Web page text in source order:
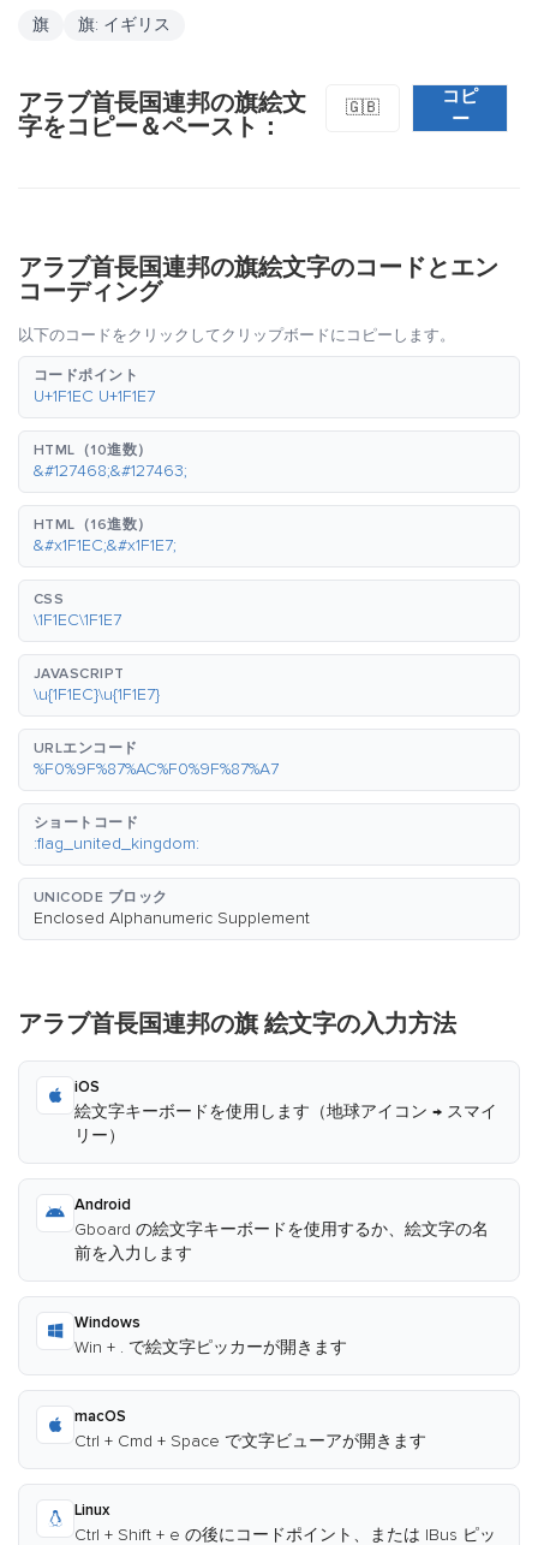
旗 旗: イギリス
アラブ首長国連邦の旗絵文
字をコピー＆ペースト：
🇬🇧
コピ
ー
アラブ首長国連邦の旗絵文字のコードとエン
コーディング
以下のコードをクリックしてクリップボードにコピーします。
コードポイント
U+1F1EC U+1F1E7
HTML（10進数）
&#127468;&#127463;
HTML（16進数）
&#x1F1EC;&#x1F1E7;
CSS
\1F1EC\1F1E7
JAVASCRIPT
\u{1F1EC}\u{1F1E7}
URLエンコード
%F0%9F%87%AC%F0%9F%87%A7
ショートコード
:flag_united_kingdom:
UNICODE ブロック
Enclosed Alphanumeric Supplement
アラブ首長国連邦の旗 絵文字の入力方法
iOS
絵文字キーボードを使用します（地球アイコン → スマイ
リー）
Android
Gboard の絵文字キーボードを使用するか、絵文字の名
前を入力します
Windows
Win + . で絵文字ピッカーが開きます
macOS
Ctrl + Cmd + Space で文字ビューアが開きます
Linux
Ctrl + Shift + e の後にコードポイント、または IBus ピッ